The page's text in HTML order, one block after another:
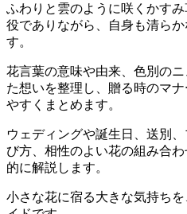
ふわりと雲のように咲くかす
役でありながら、自身も清ら
す。
花言葉の意味や由来、色別の
た想いを整理し、贈る時のマ
やすくまとめます。
ウェディングや誕生日、送別
び方、相性のよい花の組み合
的に解説します。
小さな花に宿る大きな気持ち